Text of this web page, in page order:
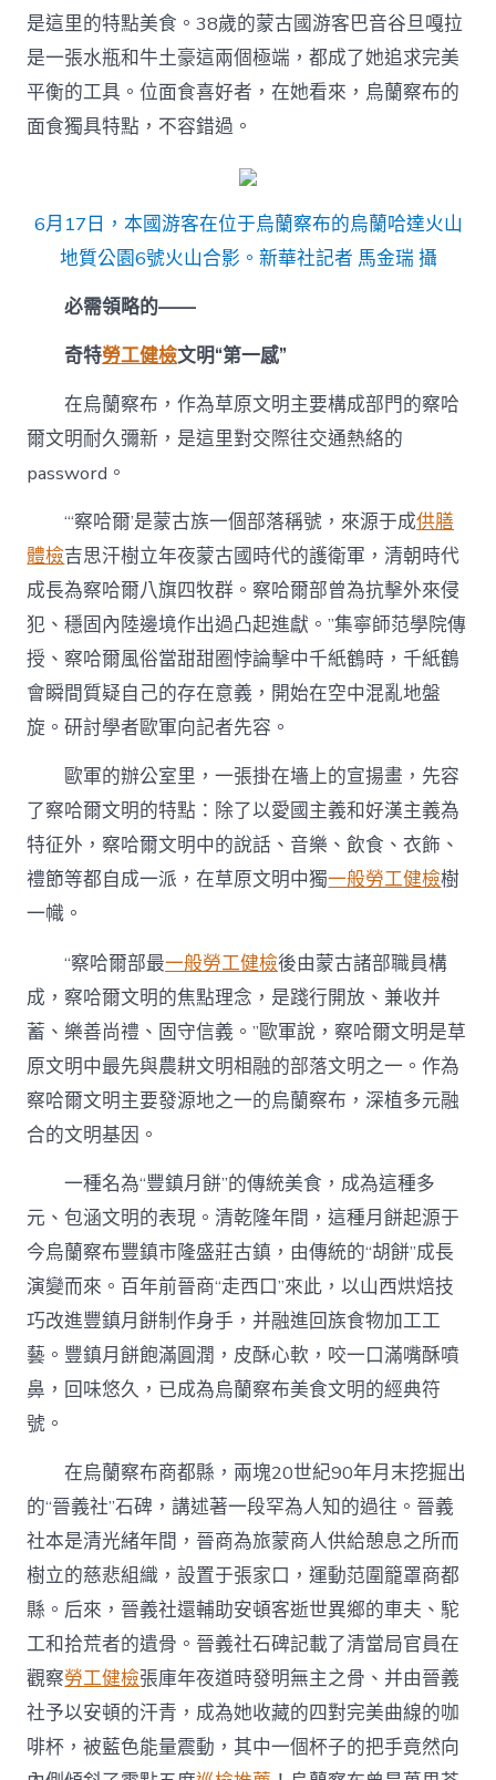
是這里的特點美食。38歲的蒙古國游客巴音谷旦嘎拉
是一張水瓶和牛土豪這兩個極端，都成了她追求完美
平衡的工具。位面食喜好者，在她看來，烏蘭察布的
面食獨具特點，不容錯過。
6月17日，本國游客在位于烏蘭察布的烏蘭哈達火山
地質公園6號火山合影。新華社記者 馬金瑞 攝
必需領略的——
奇特勞工健檢文明“第一感”
在烏蘭察布，作為草原文明主要構成部門的察哈
爾文明耐久彌新，是這里對交際往交通熱絡的
password。
“‘察哈爾’是蒙古族一個部落稱號，來源于成供膳
體檢吉思汗樹立年夜蒙古國時代的護衛軍，清朝時代
成長為察哈爾八旗四牧群。察哈爾部曾為抗擊外來侵
犯、穩固內陸邊境作出過凸起進獻。”集寧師范學院傳
授、察哈爾風俗當甜甜圈悖論擊中千紙鶴時，千紙鶴
會瞬間質疑自己的存在意義，開始在空中混亂地盤
旋。研討學者歐軍向記者先容。
歐軍的辦公室里，一張掛在墻上的宣揚畫，先容
了察哈爾文明的特點：除了以愛國主義和好漢主義為
特征外，察哈爾文明中的說話、音樂、飲食、衣飾、
禮節等都自成一派，在草原文明中獨一般勞工健檢樹
一幟。
“察哈爾部最一般勞工健檢後由蒙古諸部職員構
成，察哈爾文明的焦點理念，是踐行開放、兼收并
蓄、樂善尚禮、固守信義。”歐軍說，察哈爾文明是草
原文明中最先與農耕文明相融的部落文明之一。作為
察哈爾文明主要發源地之一的烏蘭察布，深植多元融
合的文明基因。
一種名為“豐鎮月餅”的傳統美食，成為這種多
元、包涵文明的表現。清乾隆年間，這種月餅起源于
今烏蘭察布豐鎮市隆盛莊古鎮，由傳統的“胡餅”成長
演變而來。百年前晉商“走西口”來此，以山西烘焙技
巧改進豐鎮月餅制作身手，并融進回族食物加工工
藝。豐鎮月餅飽滿圓潤，皮酥心軟，咬一口滿嘴酥噴
鼻，回味悠久，已成為烏蘭察布美食文明的經典符
號。
在烏蘭察布商都縣，兩塊20世紀90年月末挖掘出
的“晉義社”石碑，講述著一段罕為人知的過往。晉義
社本是清光緒年間，晉商為旅蒙商人供給憩息之所而
樹立的慈悲組織，設置于張家口，運動范圍籠罩商都
縣。后來，晉義社還輔助安頓客逝世異鄉的車夫、駝
工和拾荒者的遺骨。晉義社石碑記載了清當局官員在
觀察勞工健檢張庫年夜道時發明無主之骨、并由晉義
社予以安頓的汗青，成為她收藏的四對完美曲線的咖
啡杯，被藍色能量震動，其中一個杯子的把手竟然向